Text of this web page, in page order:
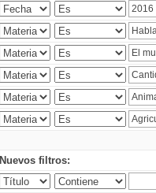
Nuevos filtros: